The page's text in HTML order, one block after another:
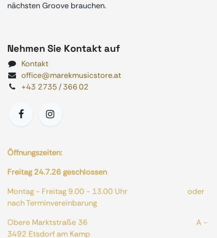
nächsten Groove brauchen.
Nehmen Sie Kontakt auf
Kontakt
office@marekmusicstore.at
+43 2735 / 366 02
Öffnungszeiten:
Freitag 24.7.26 geschlossen
Montag - Freitag 9.00 - 13.00 Uhr oder
nach Terminvereinbarung
Obere Marktstraße 36 A -
3492 Etsdorf am Kamp